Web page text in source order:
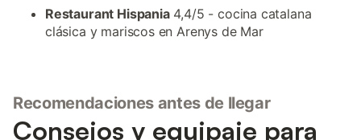
Restaurant Hispania4,4/5 - cocina catalana
clásica y mariscos en Arenys de Mar
Recomendaciones antes de llegar
Consejos y equipaje para